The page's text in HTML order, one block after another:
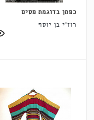
כפתן בדוגמת פסים
רוז'י בן יוסף